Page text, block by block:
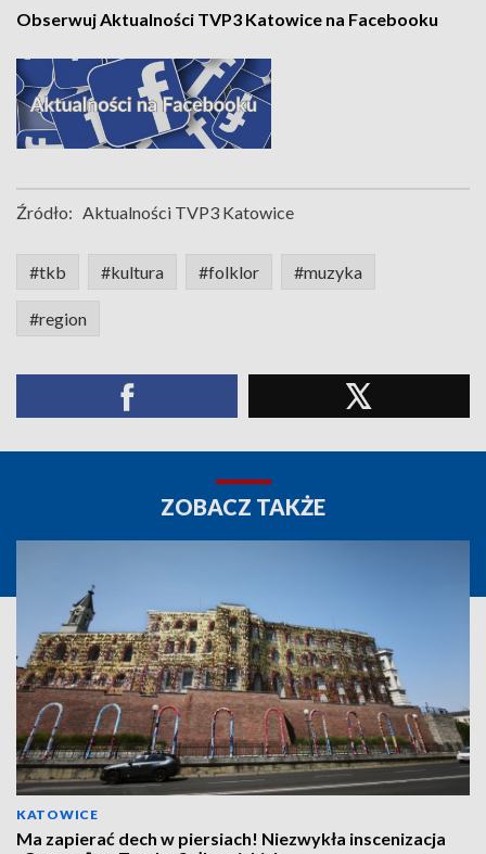
Obserwuj Aktualności TVP3 Katowice na Facebooku
Źródło: Aktualności TVP3 Katowice
#tkb #kultura #folklor #muzyka
#region
ZOBACZ TAKŻE
KATOWICE
Ma zapierać dech w piersiach! Niezwykła inscenizacja